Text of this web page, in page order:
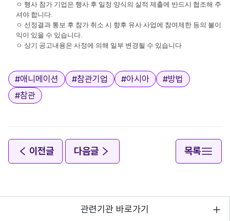
ㅇ 행사 참가 기업은 행사 후 일정 양식의 실적 제출에 반드시 협조해 주
셔야 합니다.
ㅇ 선정결과 통보 후 참가 취소 시 향후 유사 사업에 참여제한 등의 불이
익이 있을 수 있습니다.
ㅇ 상기 공고내용은 사정에 의해 일부 변경될 수 있습니다
태그
#애니메이션 #참관기업 #아시아 #방법
#참관
이전글 다음글 목록
관련기관 바로가기